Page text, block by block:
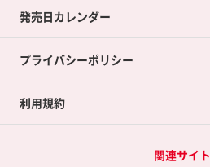
買取承諾書について
ポイント交換景品
発売日カレンダー
プライバシーポリシー
利用規約
関連サイト